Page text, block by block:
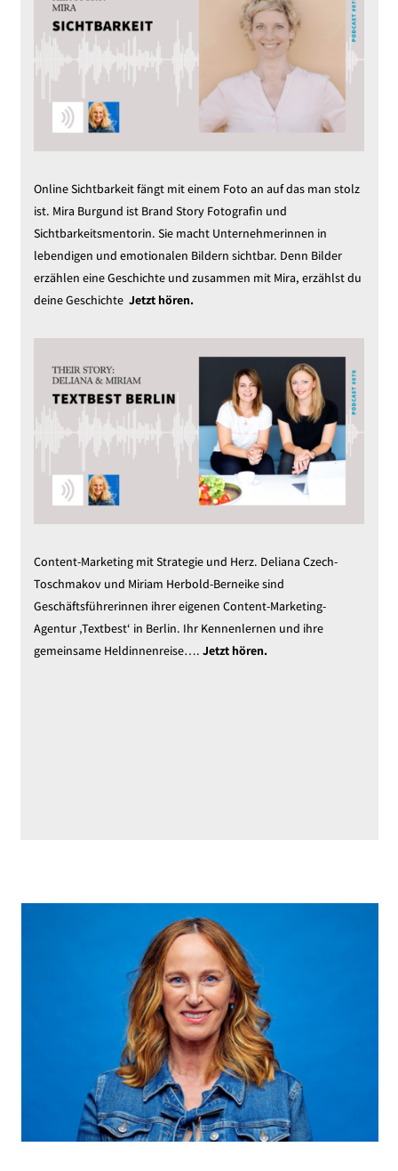
Online Sichtbarkeit fängt mit einem Foto an auf das man stolz
ist. Mira Burgund ist Brand Story Fotografin und
Sichtbarkeitsmentorin. Sie macht Unternehmerinnen in
lebendigen und emotionalen Bildern sichtbar. Denn Bilder
erzählen eine Geschichte und zusammen mit Mira, erzählst du
deine GeschichteJetzt hören.
Content-Marketing mit Strategie und Herz. Deliana Czech-
Toschmakov und Miriam Herbold-Berneike sind
Geschäftsführerinnen ihrer eigenen Content-Marketing-
Agentur ‚Textbest‘ in Berlin. Ihr Kennenlernen und ihre
gemeinsame Heldinnenreise….Jetzt hören.